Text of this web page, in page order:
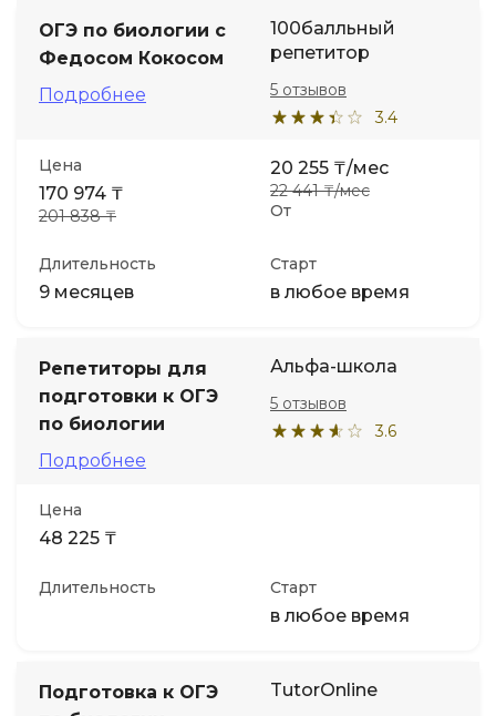
ОГЭ по биологии с
Федосом Кокосом
Подробнее
100балльный
репетитор
3.4
5 отзывов
Цена
170 974 ₸
201 838 ₸ От
20 255 ₸/мес
22 441 ₸/мес
Длительность
9 месяцев
Старт
в любое время
Репетиторы для
подготовки к ОГЭ
по биологии
Подробнее
Альфа-школа
3.6
5 отзывов
Цена
48 225 ₸
Длительность Старт
в любое время
Подготовка к ОГЭ
TutorOnline